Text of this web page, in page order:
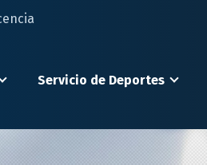
Servicio de Deportes